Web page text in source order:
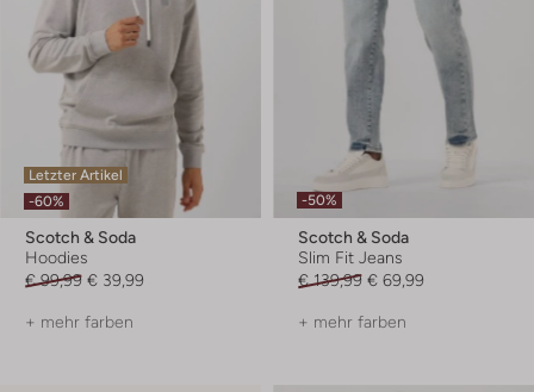
Letzter Artikel
-60%
Scotch & Soda
Hoodies
€ 99,99 € 39,99
+ mehr farben
-50%
Scotch & Soda
Slim Fit Jeans
€ 139,99 € 69,99
+ mehr farben